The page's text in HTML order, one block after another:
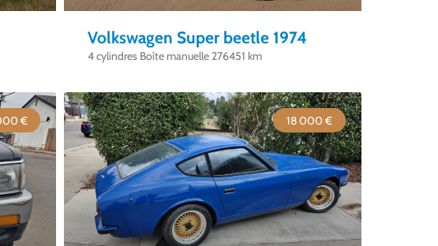
Volkswagen Super beetle 1974
4 cylindres Boîte manuelle 276451 km
€ 18 000 €